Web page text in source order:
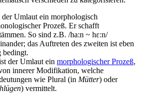
der Umlaut ein morphologisch
Prozeß. Er schafft
So sind z.B. /ha:n ~ hɛ:n/
das Auftreten des zweiten ist eben
bedingt.
der Umlaut ein morphologischer Prozeß,
innerer Modifikation, welche
wie Plural (in Mütter) oder
) vermittelt.